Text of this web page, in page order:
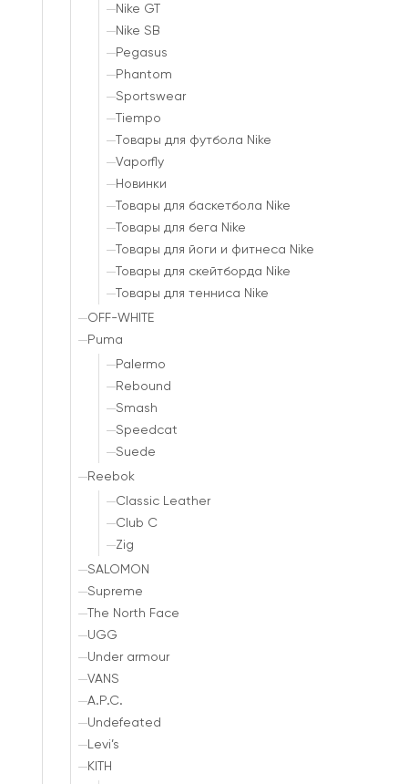
Nike GT
Nike SB
Pegasus
Phantom
Sportswear
Tiempo
Tовары для футбола Nike
Vaporfly
Новинки
Товары для баскетбола Nike
Товары для бега Nike
Товары для йоги и фитнеса Nike
Товары для скейтборда Nike
Товары для тенниса Nike
OFF-WHITE
Puma
Palermo
Rebound
Smash
Speedcat
Suede
Reebok
Classic Leather
Club C
Zig
SALOMON
Supreme
The North Face
UGG
Under armour
VANS
A.P.C.
Undefeated
Levi’s
KITH